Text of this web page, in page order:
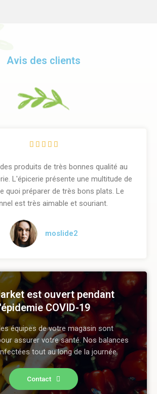
Avis des clients
    
produits de très bonnes qualité au
L'épicerie présente une multitude de
quoi préparer de très bons plats. Le
est très aimable et souriant.
moslide2
est ouvert pendant
COVID-19​
équipes de votre magasin sont
assurer votre santé. Nos balances
tout au long de la journée.
Contact